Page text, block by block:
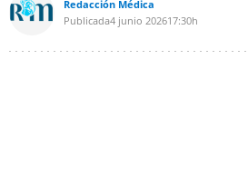
Redacción Médica
Publicada4 junio 202617:30h